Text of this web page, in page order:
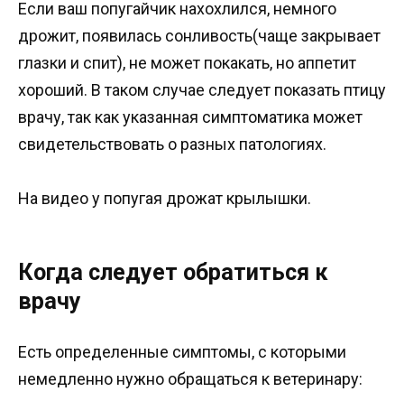
Если ваш попугайчик нахохлился, немного
дрожит, появилась сонливость(чаще закрывает
глазки и спит), не может покакать, но аппетит
хороший. В таком случае следует показать птицу
врачу, так как указанная симптоматика может
свидетельствовать о разных патологиях.
На видео у попугая дрожат крылышки.
Когда следует обратиться к
врачу
Есть определенные симптомы, с которыми
немедленно нужно обращаться к ветеринару: